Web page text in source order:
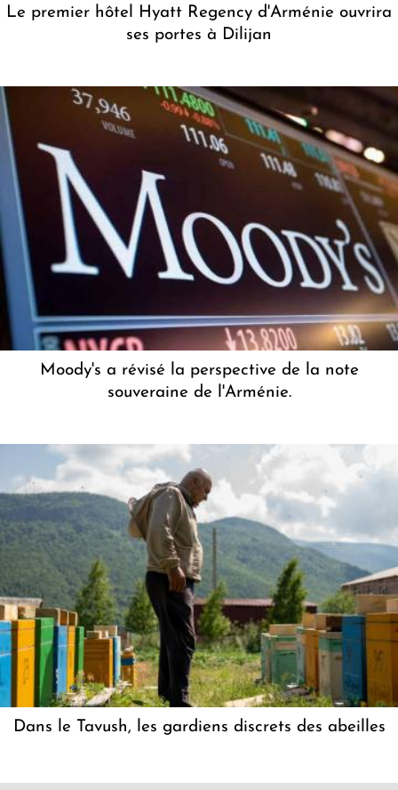
Le premier hôtel Hyatt Regency d'Arménie ouvrira
ses portes à Dilijan
Moody's a révisé la perspective de la note
souveraine de l'Arménie.
Dans le Tavush, les gardiens discrets des abeilles